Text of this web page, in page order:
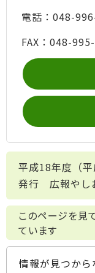
電話：048-
FAX：048-
平成18年度（平
発行 広報やし
このページを見
ています
情報が見つから